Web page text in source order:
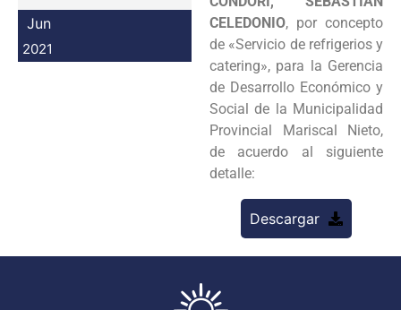
Jun
2021
CELEDONIO, por concepto
de «Servicio de refrigerios y
catering», para la Gerencia
de Desarrollo Económico y
Social de la Municipalidad
Provincial Mariscal Nieto,
de acuerdo al siguiente
detalle:
Descargar